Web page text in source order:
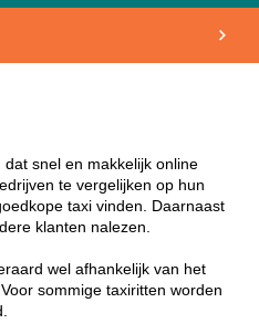
snel en makkelijk online
te vergelijken op hun
taxi vinden. Daarnaast
klanten nalezen.
wel afhankelijk van het
sommige taxiritten worden